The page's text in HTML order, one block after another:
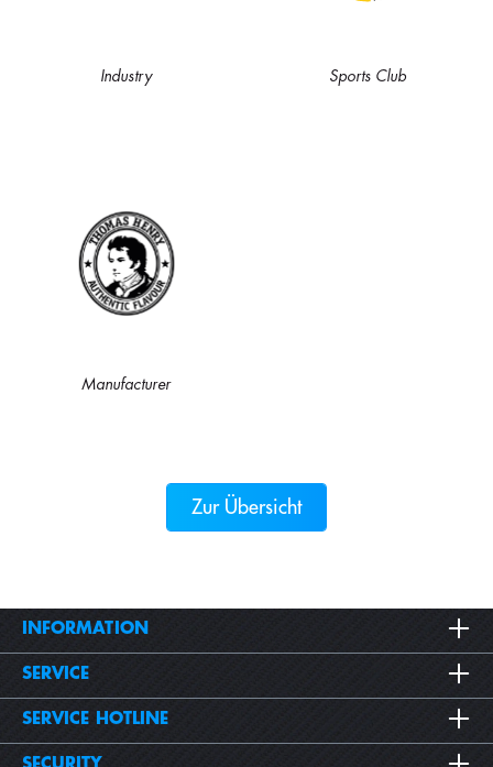
Industry Sports Club
Manufacturer
Zur Übersicht
INFORMATION
SERVICE
SERVICE HOTLINE